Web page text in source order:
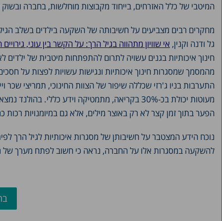
המיטבי של כלל האזרחים, בייחוד מקבוצות מוחלשות, בחברה
מחקרים רבים מצביעים על חשיבותה של השקעה בילדים בשלב
גל ודנה וקנין, אי שוויון מתהווה בגיל הרך: על הקשר בין עוני,
חינוך איכותיות בגנים עשויה לתרום להתפתחות מיטבית של
מהמסמך שמסגרות חינוך איכותיות ונגישות עשויות לפצות על
התערבות בניו ג'רזי שכללה שיפור של הצוות החינוכי, תמריצי
הפער בתוך זמן קצר לא רק באוצר מילים, אלא גם במיומנויות
נוכח הידע המצטבר על חשיבותן של מסגרות איכותיות לגיל הרך
להשקעה במסגרות אלו על החברה, נראה כי חשוב לפתח מערך של